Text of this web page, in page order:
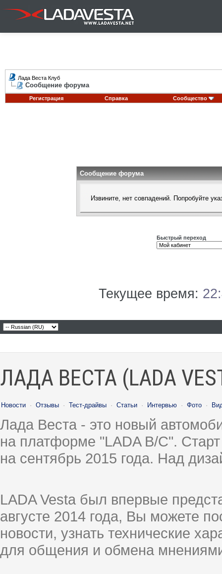
Лада Веста Клуб
Сообщение форума
Регистрация Справка Сообщество
Сообщение форума
Извините, нет совпадений. Попробуйте
Быстрый переход
Текущее время:
ЛАДА ВЕСТА (LADA
Новости · Отзывы · Тест-драйвы · Статьи · Интервью · Фото ·
Лада Веста - это новый
на платформе "LADA B/C".
на сентябрь 2015 года. Над
LADA Vesta был впервые
августе 2014 года, Вы можете
новости, узнать технические
для общения и обмена